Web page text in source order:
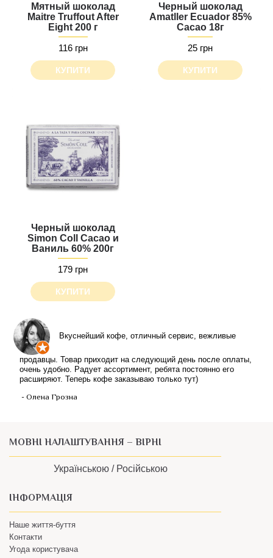
Мятный шоколад
Maitre Truffout After
Eight 200 г
116 грн
КУПИТИ
Черный шоколад
Amatller Ecuador 85%
Cacao 18г
25 грн
КУПИТИ
Черный шоколад
Simon Coll Cacao и
Ваниль 60% 200г
179 грн
КУПИТИ
Вкуснейший кофе, отличный сервис, вежливые
продавцы. Товар приходит на следующий день после оплаты,
очень удобно. Радует ассортимент, ребята постоянно его
расширяют. Теперь кофе заказываю только тут)
- Олена Грозна
МОВНІ НАЛАШТУВАННЯ – ВІРНІ
Українською / Російською
ІНФОРМАЦІЯ
Наше життя-буття
Контакти
Угода користувача